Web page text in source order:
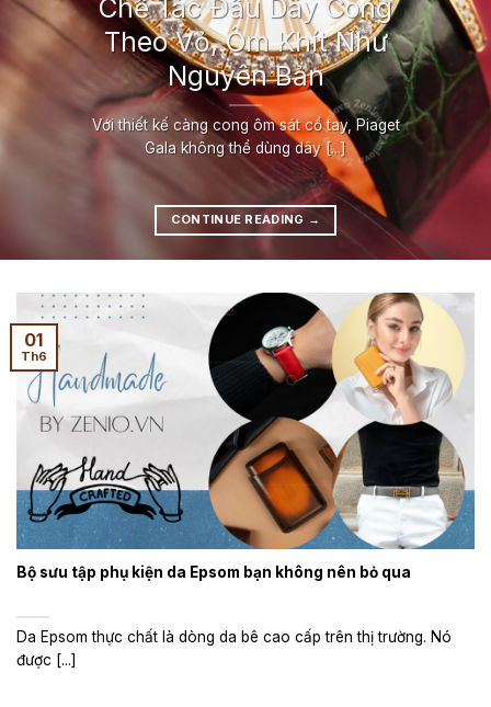
Chế Tác Đầu Dây Cong
Theo Vỏ, Ôm Khít Như
Nguyên Bản
Với thiết kế càng cong ôm sát cổ tay, Piaget
Gala không thể dùng dây [...]
CONTINUE READING →
Bộ sưu tập phụ kiện da Epsom bạn không nên bỏ qua
Da Epsom thực chất là dòng da bê cao cấp trên thị trường. Nó
được [...]
01
Th6